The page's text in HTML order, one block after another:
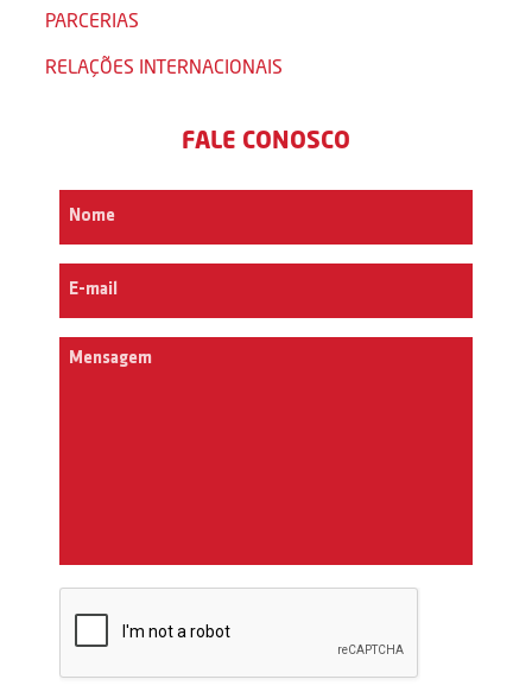
PARCERIAS
RELAÇÕES INTERNACIONAIS
FALE CONOSCO